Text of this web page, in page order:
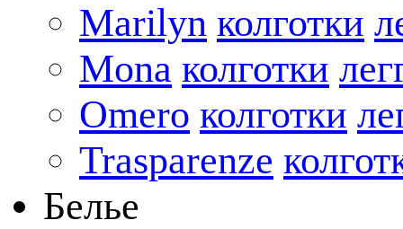
Marilyn колготки
Mona колготки
Omero колготки
Trasparenze
Белье